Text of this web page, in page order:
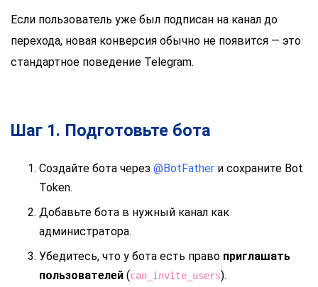
Если пользователь уже был подписан на канал до
перехода, новая конверсия обычно не появится — это
стандартное поведение Telegram.
Шаг 1. Подготовьте бота
Создайте бота через @BotFather и сохраните Bot
Token.
Добавьте бота в нужный канал как
администратора.
Убедитесь, что у бота есть право приглашать
пользователей (can_invite_users).